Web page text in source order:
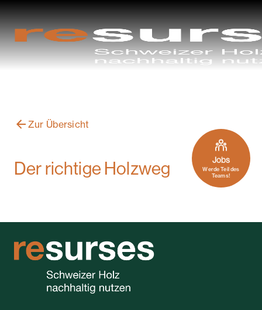
Jobs
Werde Teil des
Teams!
Zur Übersicht
Der richtige Holzweg